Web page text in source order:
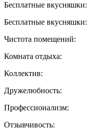
Бесплатные вкусняшки:
Бесплатные вкусняшки:
Чистота помещений:
Комната отдыха:
Коллектив:
Дружелюбность:
Профессионализм:
Отзывчивость: